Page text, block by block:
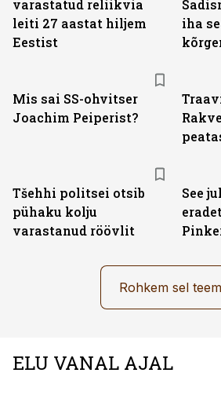
varastatud reliikvia
leiti 27 aastat hiljem
Eestist
iha
Mis sai SS-ohvitser
Joachim Peiperist?
Tšehhi politsei otsib
pühaku kolju
varastanud röövlit
See
Rohkem sel
ELU VANAL AJAL